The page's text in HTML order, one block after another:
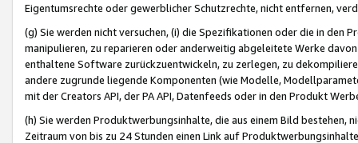
Eigentumsrechte oder gewerblicher Schutzrechte, nicht entfernen,
(g) Sie werden nicht versuchen, (i) die Spezifikationen oder die in
manipulieren, zu reparieren oder anderweitig abgeleitete Werke
enthaltene Software zurückzuentwickeln, zu zerlegen, zu
andere zugrunde liegende Komponenten (wie Modelle,
mit der Creators API, der PA API, Datenfeeds oder in den Produkt
(h) Sie werden Produktwerbungsinhalte, die aus einem Bild bestehen,
Zeitraum von bis zu 24 Stunden einen Link auf